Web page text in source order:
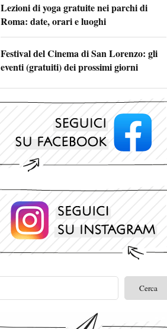
Lezioni di yoga gratuite nei parchi di
Roma: date, orari e luoghi
Festival del Cinema di San Lorenzo: gli
eventi (gratuiti) dei prossimi giorni